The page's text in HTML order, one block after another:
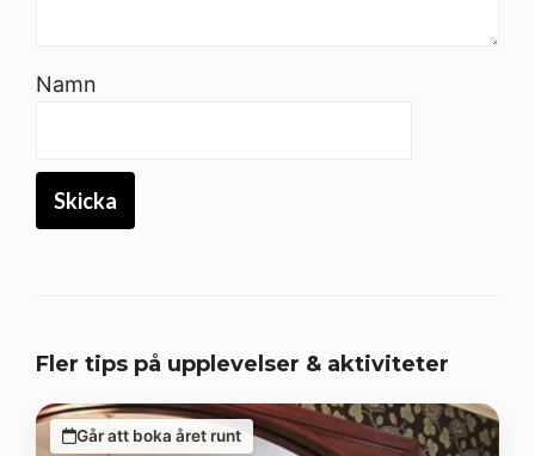
Namn
Fler tips på upplevelser & aktiviteter
Går att boka året runt